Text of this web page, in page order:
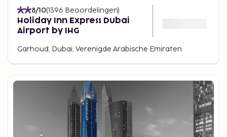
8/10(1396 Beoordelingen)
Holiday Inn Express Dubai
Airport by IHG
Garhoud, Dubai, Verenigde Arabische Emiraten